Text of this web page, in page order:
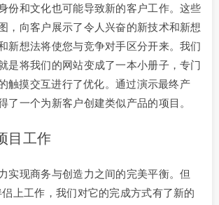
份和文化也可能导致新的客户工作。这些
，向客户展示了令人兴奋的新技术和新想
新想法将使您与竞争对手区分开来。我们
是将我们的网站变成了一本小册子，专门
触摸交互进行了优化。通过演示最终产
了一个为新客户创建类似产品的项目。
目工作
实现商务与创造力之间的完美平衡。但
上工作，我们对它的完成方式有了新的